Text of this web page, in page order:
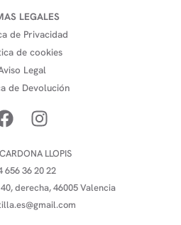
LEGALES
de Privacidad
de cookies
Legal
de Devolución
LLOPIS
656 36 20 22
derecha, 46005 Valencia